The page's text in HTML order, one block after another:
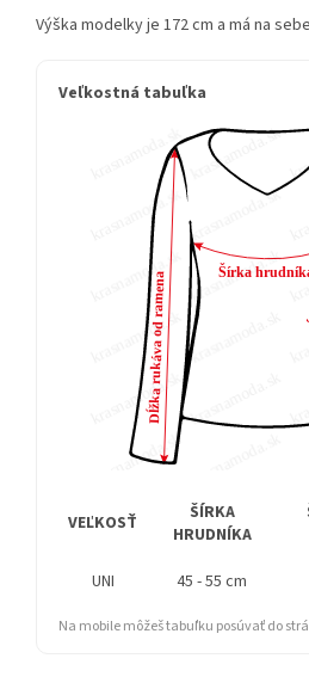
Výška modelky je 172 cm a má na
Veľkostná tabuľka
VEĽKOSŤ
ŠÍRKA
HRUDNÍKA
UNI
45 - 55 cm
Na mobile môžeš tabuľku posúvať do